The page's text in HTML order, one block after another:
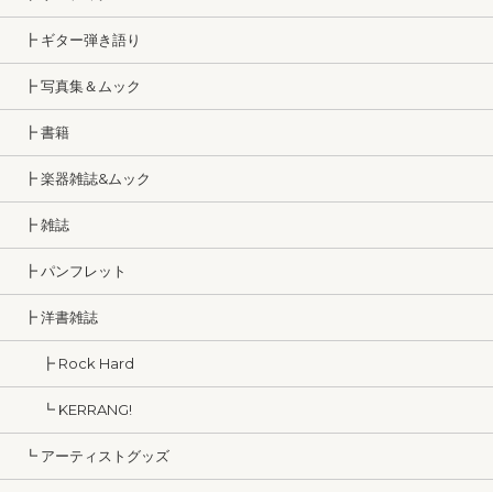
┣ ギター弾き語り
┣ 写真集＆ムック
┣ 書籍
┣ 楽器雑誌&ムック
┣ 雑誌
┣ パンフレット
┣ 洋書雑誌
┣ Rock Hard
┗ KERRANG!
┗ アーティストグッズ